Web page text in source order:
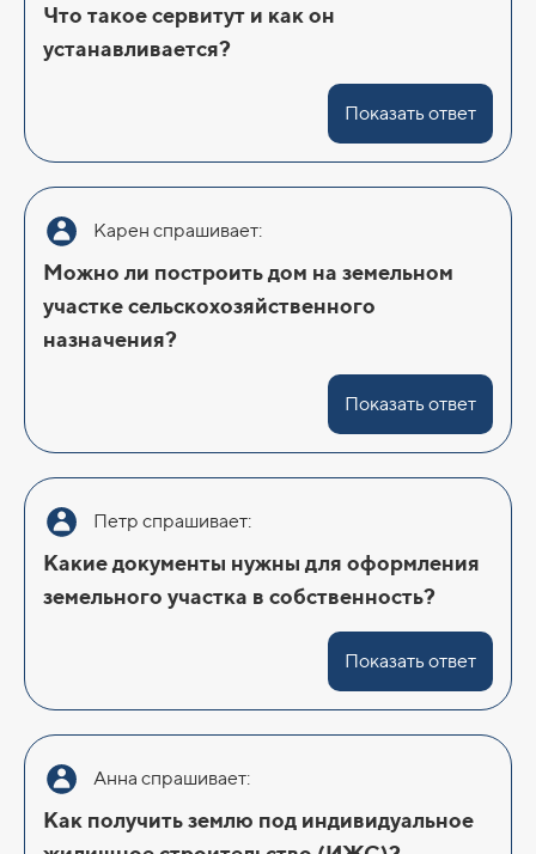
Что такое сервитут и как он
устанавливается?
Показать ответ
Карен спрашивает:
Можно ли построить дом на земельном
участке сельскохозяйственного
назначения?
Показать ответ
Петр спрашивает:
Какие документы нужны для оформления
земельного участка в собственность?
Показать ответ
Анна спрашивает:
Как получить землю под индивидуальное